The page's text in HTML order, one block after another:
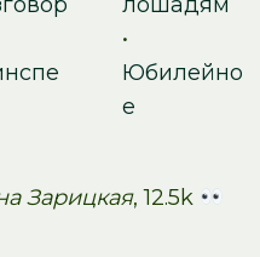
•
Юбилейно
е
Зарицкая, 12.5k